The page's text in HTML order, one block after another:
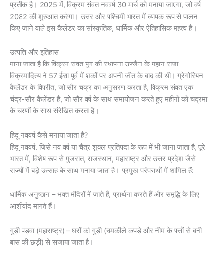
प्रतीक है। 2025 में, विक्रम संवत नववर्ष 30 मार्च को मनाया जाएगा, जो वर्ष
2082 की शुरुआत करेगा। उत्तर और पश्चिमी भारत में व्यापक रूप से पालन
किए जाने वाले इस कैलेंडर का सांस्कृतिक, धार्मिक और ऐतिहासिक महत्व है।
उत्पत्ति और इतिहास
माना जाता है कि विक्रम संवत युग की स्थापना उज्जैन के महान राजा
विक्रमादित्य ने 57 ईसा पूर्व में शकों पर अपनी जीत के बाद की थी। ग्रेगोरियन
कैलेंडर के विपरीत, जो सौर चक्र का अनुसरण करता है, विक्रम संवत एक
चंद्र-सौर कैलेंडर है, जो सौर वर्ष के साथ समायोजन करते हुए महीनों को चंद्रमा
के चरणों के साथ संरेखित करता है।
हिंदू नववर्ष कैसे मनाया जाता है?
हिंदू नववर्ष, जिसे नव वर्ष या चैत्र शुक्ल प्रतिपदा के रूप में भी जाना जाता है, पूरे
भारत में, विशेष रूप से गुजरात, राजस्थान, महाराष्ट्र और उत्तर प्रदेश जैसे
राज्यों में बड़े उत्साह के साथ मनाया जाता है। प्रमुख परंपराओं में शामिल हैं:
धार्मिक अनुष्ठान – भक्त मंदिरों में जाते हैं, प्रार्थना करते हैं और समृद्धि के लिए
आशीर्वाद मांगते हैं।
गुड़ी पड़वा (महाराष्ट्र) – घरों को गुड़ी (चमकीले कपड़े और नीम के पत्तों से बनी
बांस की छड़ी) से सजाया जाता है।